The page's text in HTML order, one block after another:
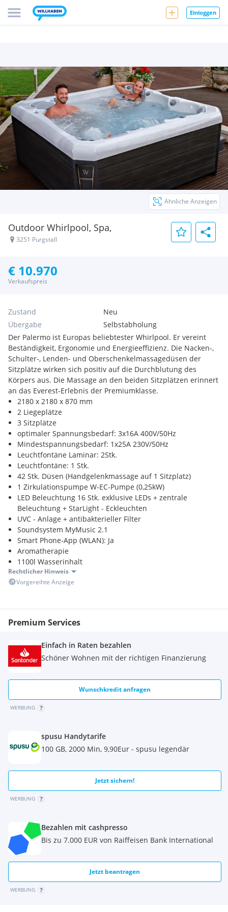
Einloggen
Outdoor Whirlpool, Spa,
3251 Purgstall
Ähnliche Anzeigen
€ 10.970
Verkaufspreis
Zustand
Neu
Übergabe
Selbstabholung
Der Palermo ist Europas beliebtester Whirlpool. Er vereint
Beständigkeit, Ergonomie und Energieeffizienz. Die Nacken-,
Schulter-, Lenden- und Oberschenkelmassagedüsen der
Sitzplätze wirken sich positiv auf die Durchblutung des
Körpers aus. Die Massage an den beiden Sitzplätzen erinnert
an das Everest-Erlebnis der Premiumklasse.
2180 x 2180 x 870 mm
2 Liegeplätze
3 Sitzplätze
optimaler Spannungsbedarf: 3x16A 400V/50Hz
Mindestspannungsbedarf: 1x25A 230V/50Hz
Leuchtfontäne Laminar: 2Stk.
Leuchtfontäne: 1 Stk.
42 Stk. Düsen (Handgelenkmassage auf 1 Sitzplatz)
1 Zirkulationspumpe W-EC-Pumpe (0,25kW)
LED Beleuchtung 16 Stk. exklusive LEDs + zentrale
Beleuchtung + StarLight - Eckleuchten
UVC - Anlage + antibakterieller Filter
Soundsystem MyMusic 2.1
Smart Phone-App (WLAN): Ja
Aromatherapie
1100l Wasserinhalt
Ca. 350 kg
400V 16A
Whirlpool.
UVP: 16.376,40,-
Selbstabholung vom Standort Oberndorf.
Besichtung und Abholung während der Geschäftszeiten
Mo.-Fr. 9-12Uhr und 13-16 Uhr
Sa. 8-12 Uhr
Rechtlicher Hinweis
Vorgereihte Anzeige
Premium Services
Einfach in Raten bezahlen
Schöner Wohnen mit der richtigen Finanzierung
Wunschkredit anfragen
WERBUNG
spusu Handytarife
100 GB, 2000 Min, 9,90Eur - spusu legendär
Jetzt sichern!
WERBUNG
Bezahlen mit cashpresso
Bis zu 7.000 EUR von Raiffeisen Bank International
Jetzt beantragen
WERBUNG